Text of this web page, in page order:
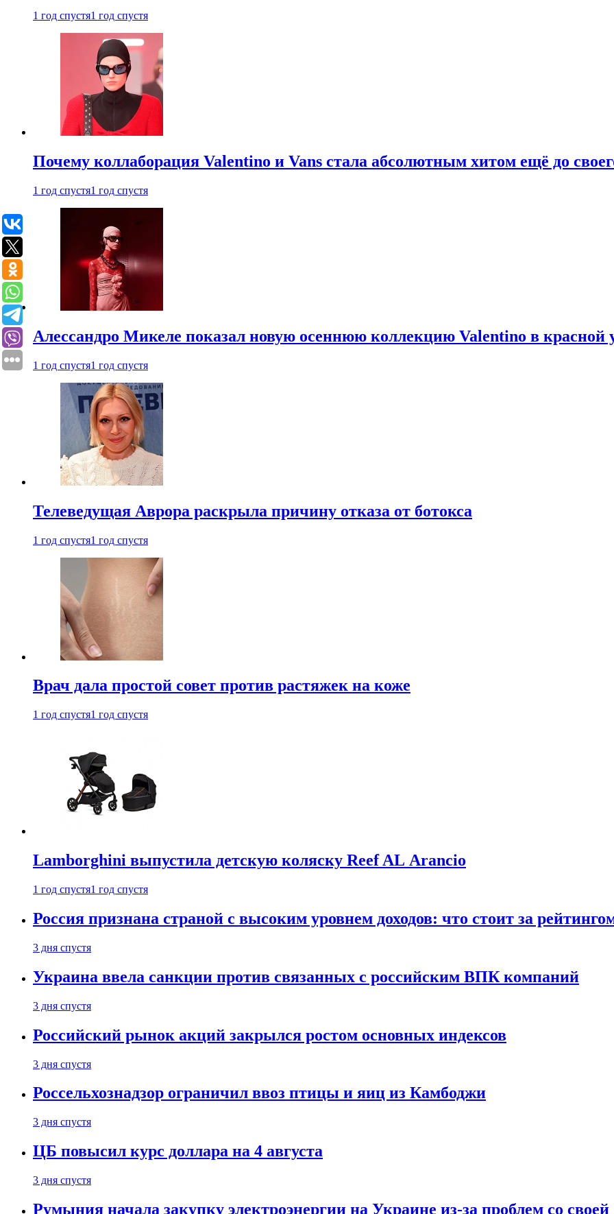
1 год спустя1 год спустя
Почему коллаборация Valentino и Vans стала абсолютным хитом ещё до
1 год спустя1 год спустя
Алессандро Микеле показал новую осеннюю коллекцию Valentino в красной
1 год спустя1 год спустя
Телеведущая Аврора раскрыла причину отказа от ботокса
1 год спустя1 год спустя
Врач дала простой совет против растяжек на коже
1 год спустя1 год спустя
Lamborghini выпустила детскую коляску Reef AL Arancio
1 год спустя1 год спустя
Россия признана страной с высоким уровнем доходов: что стоит за
3 дня спустя
Украина ввела санкции против связанных с российским ВПК компаний
3 дня спустя
Российский рынок акций закрылся ростом основных индексов
3 дня спустя
Россельхознадзор ограничил ввоз птицы и яиц из Камбоджи
3 дня спустя
ЦБ повысил курс доллара на 4 августа
3 дня спустя
Румыния начала закупку электроэнергии на Украине из-за проблем со